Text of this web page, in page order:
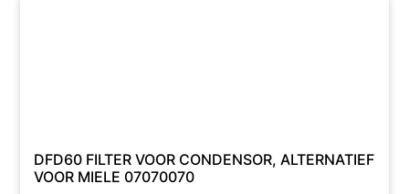
DFD60 FILTER VOOR CONDENSOR, ALTERNATIEF
VOOR MIELE 07070070